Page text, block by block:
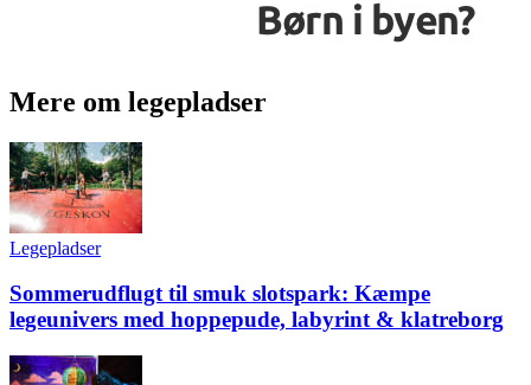
Mere om legepladser
Legepladser
Sommerudflugt til smuk slotspark: Kæmpe
legeunivers med hoppepude, labyrint & klatreborg